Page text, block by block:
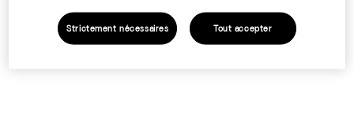
Strictement nécessaires Tout accepter